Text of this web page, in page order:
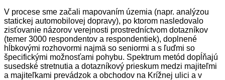
V procese sme začali mapovaním územia (napr. analýzou
statickej automobilovej dopravy), po ktorom nasledovalo
zisťovanie názorov verejnosti prostredníctvom dotazníkov
(temer 3000 respondentov a respondentiek), doplnené
hĺbkovými rozhovormi najmä so seniormi a s ľuďmi so
špecifickými možnosťami pohybu. Spektrum metód dopĺňajú
susedské stretnutia a dotazníkový prieskum medzi majiteľmi
a majiteľkami prevádzok a obchodov na Krížnej ulici a v